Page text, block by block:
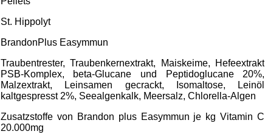
St. Hippolyt
BrandonPlus Easymmun
Traubentrester, Traubenkernextrakt, Maiskeime, Hefeextrakt
PSB-Komplex, beta-Glucane und Peptidoglucane 20%,
Malzextrakt, Leinsamen gecrackt, Isomaltose, Leinöl
kaltgespresst 2%, Seealgenkalk, Meersalz, Chlorella-Algen
Zusatzstoffe von Brandon plus Easymmun je kg Vitamin C
20.000mg